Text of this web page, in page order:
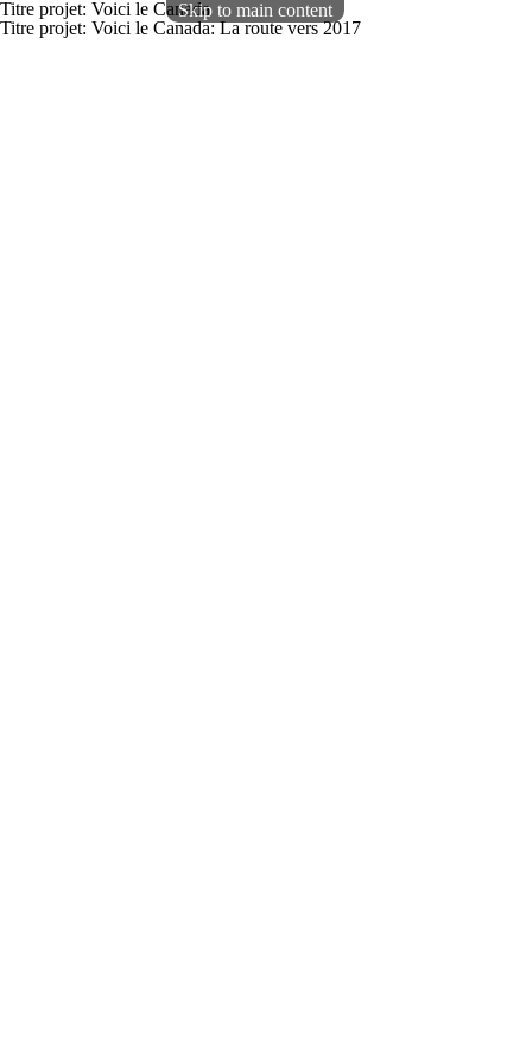
Skip to main content
Titre projet: Voici le Canada
Titre projet: Voici le Canada: La route vers 2017